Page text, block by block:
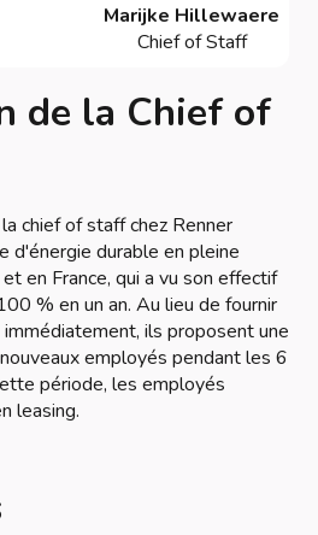
Marijke Hillewaere
Chief of Staff
de la Chief of
chief of staff chez Renner
d'énergie durable en pleine
en France, qui a vu son effectif
% en un an. Au lieu de fournir
ils proposent une
employés pendant les 6
période, les employés
leasing.